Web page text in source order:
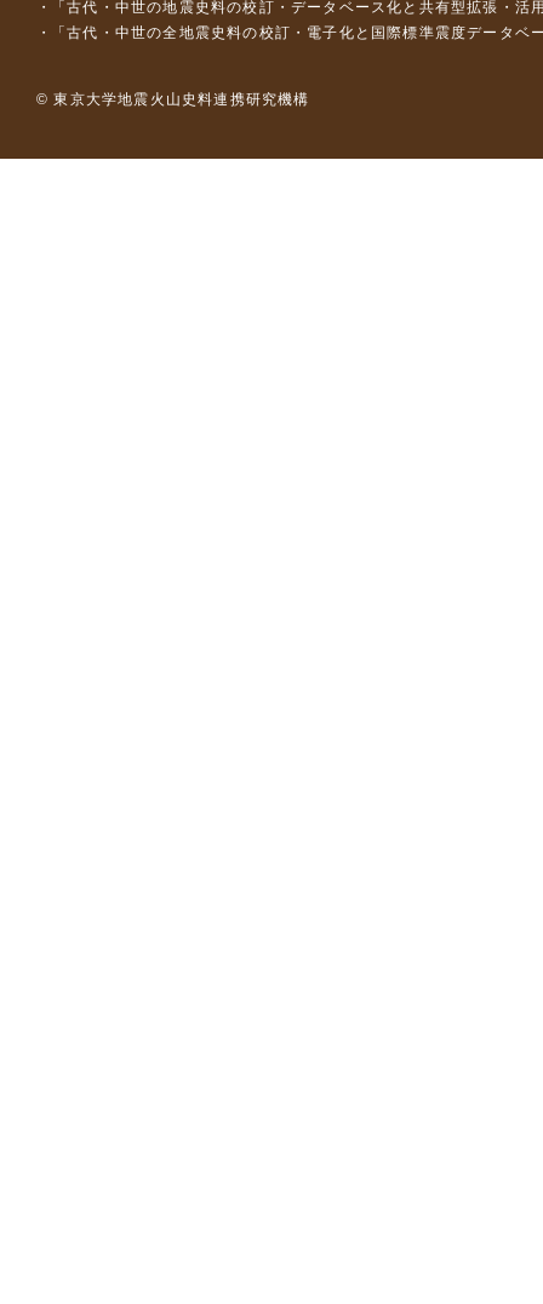
「古代・中世の地震史料の校訂・データベース化と共有型拡張・
「古代・中世の全地震史料の校訂・電子化と国際標準震度データ
© 東京大学地震火山史料連携研究機構